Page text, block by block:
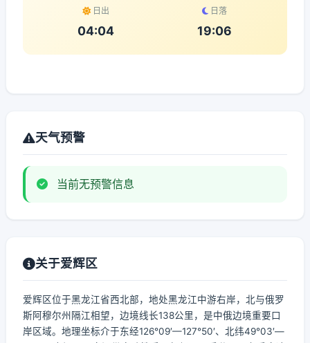
日出
04:04
日落
19:06
天气预警
当前无预警信息
关于爱辉区
爱辉区位于黑龙江省西北部，地处黑龙江中游右岸，北与俄罗
斯阿穆尔州隔江相望，边境线长138公里，是中俄边境重要口
岸区域。地理坐标介于东经126°09′—127°50′、北纬49°03′—